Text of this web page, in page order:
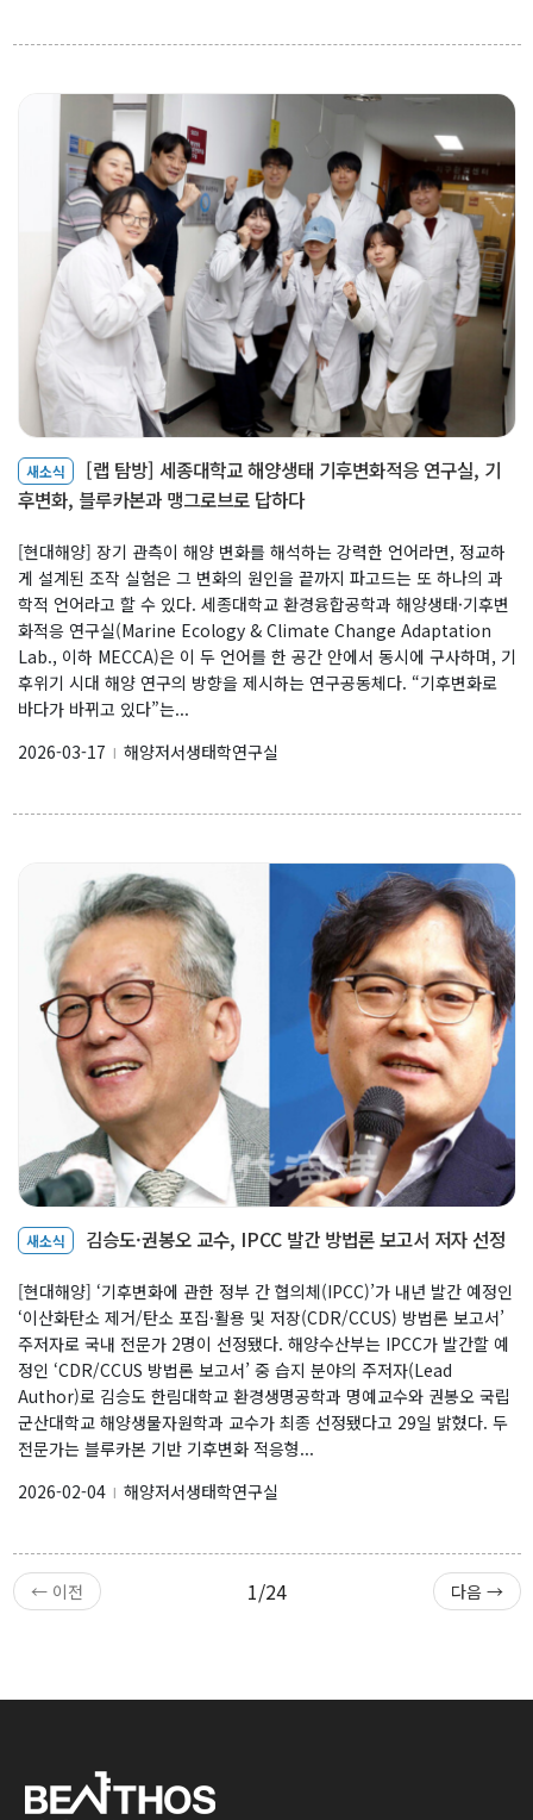
새소식
[랩 탐방] 세종대학교 해양생태 기후변화적응 연구실, 기
후변화, 블루카본과 맹그로브로 답하다
[현대해양] 장기 관측이 해양 변화를 해석하는 강력한 언어라면, 정교하
게 설계된 조작 실험은 그 변화의 원인을 끝까지 파고드는 또 하나의 과
학적 언어라고 할 수 있다. 세종대학교 환경융합공학과 해양생태·기후변
화적응 연구실(Marine Ecology & Climate Change Adaptation
Lab., 이하 MECCA)은 이 두 언어를 한 공간 안에서 동시에 구사하며, 기
후위기 시대 해양 연구의 방향을 제시하는 연구공동체다. “기후변화로
바다가 바뀌고 있다”는...
2026-03-17
해양저서생태학연구실
새소식 김승도·권봉오 교수, IPCC 발간 방법론 보고서 저자 선정
[현대해양] ‘기후변화에 관한 정부 간 협의체(IPCC)’가 내년 발간 예정인
‘이산화탄소 제거/탄소 포집·활용 및 저장(CDR/CCUS) 방법론 보고서’
주저자로 국내 전문가 2명이 선정됐다. 해양수산부는 IPCC가 발간할 예
정인 ‘CDR/CCUS 방법론 보고서’ 중 습지 분야의 주저자(Lead
Author)로 김승도 한림대학교 환경생명공학과 명예교수와 권봉오 국립
군산대학교 해양생물자원학과 교수가 최종 선정됐다고 29일 밝혔다. 두
전문가는 블루카본 기반 기후변화 적응형...
2026-02-04
해양저서생태학연구실
← 이전 1/24 다음 →